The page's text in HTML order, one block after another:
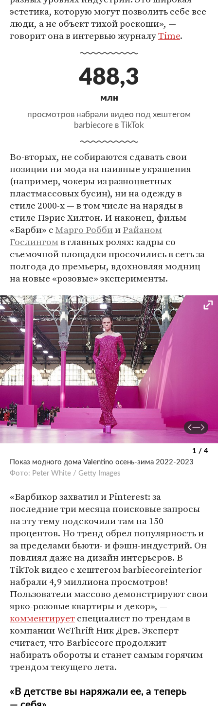
эстетика, которую могут позволить себе все
люди, а не объект тихой роскоши», —
говорит она в интервью журналуTime.
488,3
млн
просмотров набрали видео под хештегом
barbiecore в TikTok
Во-вторых, не собираются сдавать свои
позиции ни мода на наивные украшения
(например, чокеры из разноцветных
пластмассовых бусин), ни на одежду в
стиле 2000-х — в том числе на наряды в
стиле Пэрис Хилтон. И наконец, фильм
«Барби» сМарго РоббииРайаном
Гослингомв главных ролях: кадры со
съемочной площадки просочились в сеть за
полгода до премьеры, вдохновляя модниц
на новые «розовые» эксперименты.
1 / 4
Показ модного дома Valentino осень-зима 2022-2023
Фото: Peter White / Getty Images
«Барбикор захватил и Pinterest: за
последние три месяца поисковые запросы
на эту тему подскочили там на 150
процентов. Но тренд обрел популярность и
за пределами бьюти- и фэшн-индустрий. Он
повлиял даже на дизайн интерьеров. В
TikTok видео с хештегом barbiecoreinterior
набрали 4,9 миллиона просмотров!
Пользователи массово демонстрируют свои
ярко-розовые квартиры и декор», —
комментируетспециалист по трендам в
компании WeThrift Ник Древ. Эксперт
считает, что Barbiecore продолжит
набирать обороты и станет самым горячим
трендом текущего лета.
«В детстве вы наряжали ее, а теперь